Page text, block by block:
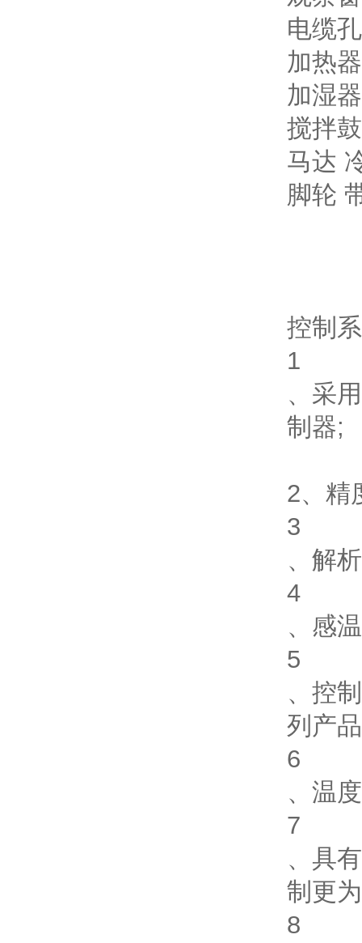
电缆
加热
加湿
搅拌
马达
脚轮
控制
1
、采用
制器;
2、精
3
、解
4
、感
5
、控
列产品
6
、温
7
、具
制更
8